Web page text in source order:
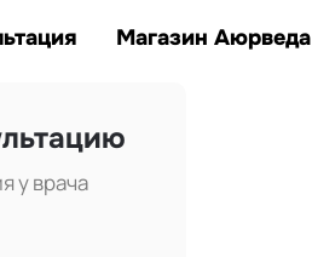
Магазин Аюрведа
у врача